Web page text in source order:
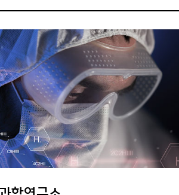
대학/대학원 산하
교책연구소